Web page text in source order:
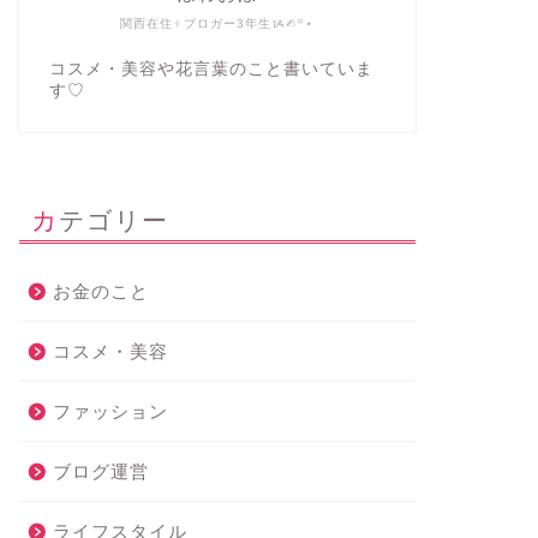
関西在住♀ブロガー3年生ᝰ✍︎꙳⋆
コスメ・美容や花言葉のこと書いていま
す♡
カテゴリー
お金のこと
コスメ・美容
ファッション
ブログ運営
ライフスタイル